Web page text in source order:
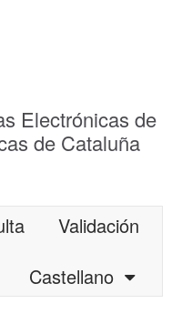
Electrónicas de
de Cataluña
Validación
Castellano